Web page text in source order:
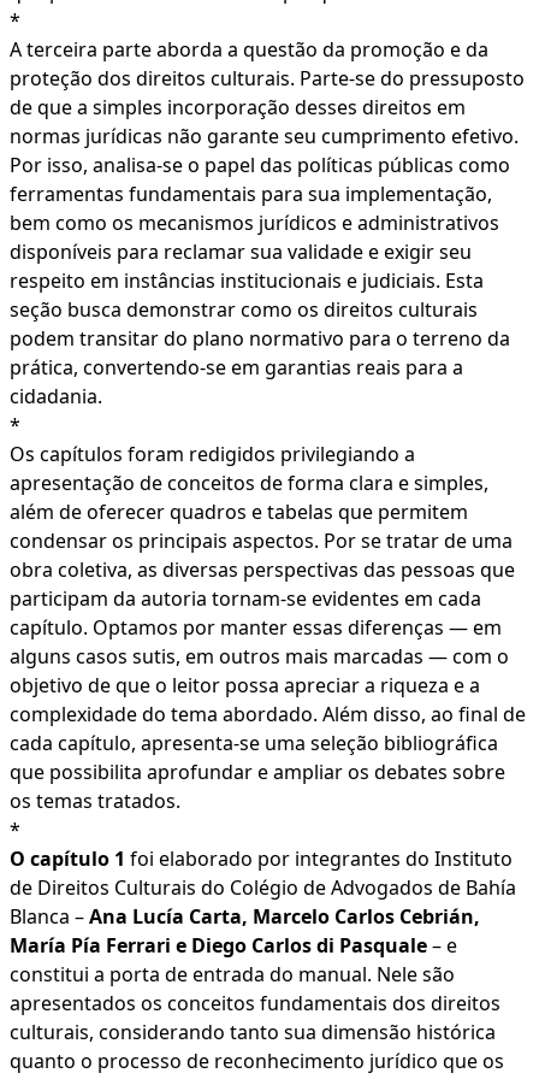
*
A terceira parte aborda a questão da promoção e da
proteção dos direitos culturais. Parte-se do pressuposto
de que a simples incorporação desses direitos em
normas jurídicas não garante seu cumprimento efetivo.
Por isso, analisa-se o papel das políticas públicas como
ferramentas fundamentais para sua implementação,
bem como os mecanismos jurídicos e administrativos
disponíveis para reclamar sua validade e exigir seu
respeito em instâncias institucionais e judiciais. Esta
seção busca demonstrar como os direitos culturais
podem transitar do plano normativo para o terreno da
prática, convertendo-se em garantias reais para a
cidadania.
*
Os capítulos foram redigidos privilegiando a
apresentação de conceitos de forma clara e simples,
além de oferecer quadros e tabelas que permitem
condensar os principais aspectos. Por se tratar de uma
obra coletiva, as diversas perspectivas das pessoas que
participam da autoria tornam-se evidentes em cada
capítulo. Optamos por manter essas diferenças — em
alguns casos sutis, em outros mais marcadas — com o
objetivo de que o leitor possa apreciar a riqueza e a
complexidade do tema abordado. Além disso, ao final de
cada capítulo, apresenta-se uma seleção bibliográfica
que possibilita aprofundar e ampliar os debates sobre
os temas tratados.
*
O capítulo 1 foi elaborado por integrantes do Instituto
de Direitos Culturais do Colégio de Advogados de Bahía
Blanca –Ana Lucía Carta, Marcelo Carlos Cebrián,
María Pía Ferrari e Diego Carlos di Pasquale– e
constitui a porta de entrada do manual. Nele são
apresentados os conceitos fundamentais dos direitos
culturais, considerando tanto sua dimensão histórica
quanto o processo de reconhecimento jurídico que os